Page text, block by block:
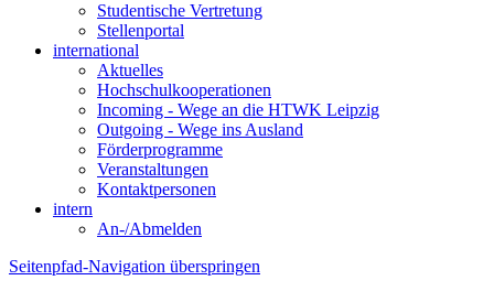
Studentische Vertretung
Stellenportal
international
Aktuelles
Hochschulkooperationen
Incoming - Wege an die HTWK Leipzig
Outgoing - Wege ins Ausland
Förderprogramme
Veranstaltungen
Kontaktpersonen
intern
An-/Abmelden
Seitenpfad-Navigation überspringen